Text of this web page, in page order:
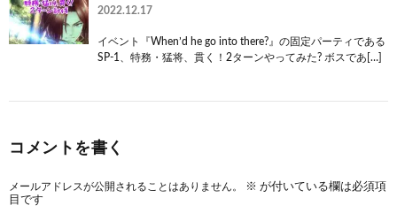
2022.12.17
イベント『When’d he go into there?』の固定パーティである
SP-1、特務・猛将、貫く！2ターンやってみた? ボスであ[…]
コメントを書く
メールアドレスが公開されることはありません。 ※ が付いている欄は必須項
目です